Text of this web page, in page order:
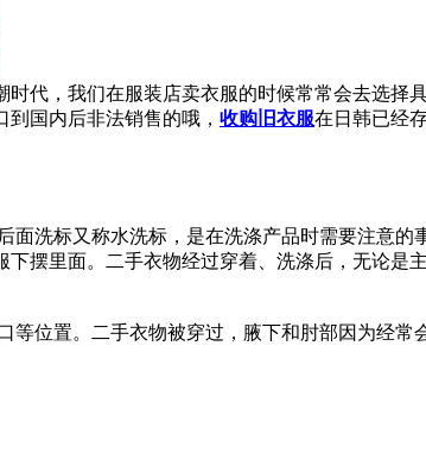
时代，我们在服装店卖衣服的时候常常会去选
国内后非法销售的哦， 收购旧衣服在日韩已经
洗标又称水洗标，是在洗涤产品时需要注意
摆里面。二手衣物经过穿着、洗涤后，无论是
位置。二手衣物被穿过，腋下和肘部因为经